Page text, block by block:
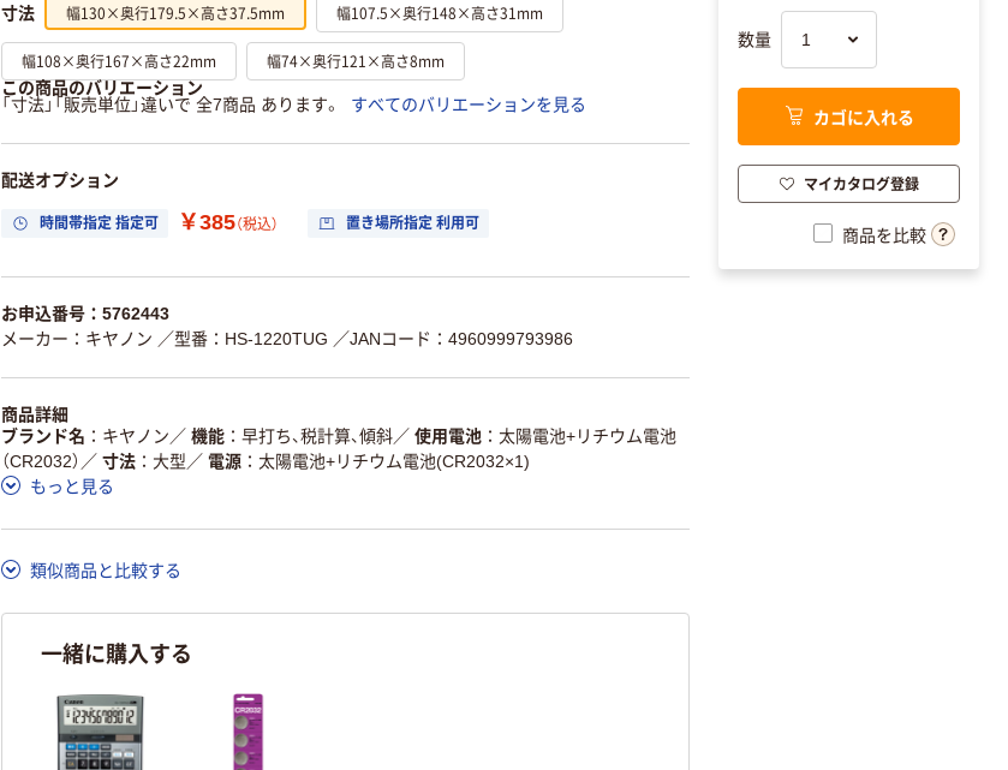
寸法 幅130×奥行179.5×高さ37.5mm 幅107.5×奥行148×高さ31mm
幅108×奥行167×高さ22mm 幅74×奥行121×高さ8mm
この商品のバリエーション
「寸法」「販売単位」違いで 全7商品 あります。
すべてのバリエーションを見る
配送オプション
時間帯指定 指定可 ￥385（税込） 置き場所指定 利用可
お申込番号：5762443
メーカー：キヤノン ／型番：HS-1220TUG ／JANコード：4960999793986
商品詳細
ブランド名
キヤノン ／ 機能 早打ち、税計算、傾斜／ 使用電池
太陽電池+リチウム電池
（CR2032） ／ 寸法 大型 ／ 電源
太陽電池+リチウム電池(CR2032×1)
もっと見る
類似商品と比較する
一緒に購入する
数量
カゴに入れる
マイカタログ登録
商品を比較